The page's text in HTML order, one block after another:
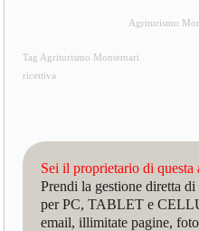
Agriturismo
Tag Agriturismo Montemari
ricettiva
Sei il proprietario di questa
Prendi la gestione diretta
per PC, TABLET e
email, illimitate pagine,